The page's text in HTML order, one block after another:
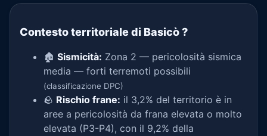
Contesto territoriale di Basicò?
🏚️ Sismicità: Zona 2 — pericolosità sismica
media — forti terremoti possibili
(classificazione DPC)
🪨 Rischio frane: il 3,2% del territorio è in
aree a pericolosità da frana elevata o molto
elevata (P3-P4), con il 9,2% della